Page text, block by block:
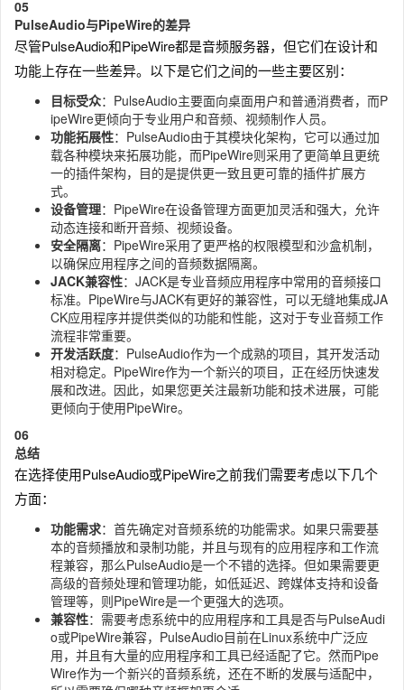
05
PulseAudio与PipeWire的差异
尽管PulseAudio和PipeWire都是音频服务器，但它们在设计和
功能上存在一些差异。以下是它们之间的一些主要区别：
目标受众：PulseAudio主要面向桌面用户和普通消费者，而P
ipeWire更倾向于专业用户和音频、视频制作人员。
功能拓展性：PulseAudio由于其模块化架构，它可以通过加
载各种模块来拓展功能，而PipeWire则采用了更简单且更统
一的插件架构，目的是提供更一致且更可靠的插件扩展方
式。
设备管理：PipeWire在设备管理方面更加灵活和强大，允许
动态连接和断开音频、视频设备。
安全隔离：PipeWire采用了更严格的权限模型和沙盒机制，
以确保应用程序之间的音频数据隔离。
JACK兼容性：JACK是专业音频应用程序中常用的音频接口
标准。PipeWire与JACK有更好的兼容性，可以无缝地集成JA
CK应用程序并提供类似的功能和性能，这对于专业音频工作
流程非常重要。
开发活跃度：PulseAudio作为一个成熟的项目，其开发活动
相对稳定。PipeWire作为一个新兴的项目，正在经历快速发
展和改进。因此，如果您更关注最新功能和技术进展，可能
更倾向于使用PipeWire。
06
总结
在选择使用PulseAudio或PipeWire之前我们需要考虑以下几个
方面：
功能需求：首先确定对音频系统的功能需求。如果只需要基
本的音频播放和录制功能，并且与现有的应用程序和工作流
程兼容，那么PulseAudio是一个不错的选择。但如果需要更
高级的音频处理和管理功能，如低延迟、跨媒体支持和设备
管理等，则PipeWire是一个更强大的选项。
兼容性：需要考虑系统中的应用程序和工具是否与PulseAudi
o或PipeWire兼容，PulseAudio目前在Linux系统中广泛应
用，并且有大量的应用程序和工具已经适配了它。然而Pipe
Wire作为一个新兴的音频系统，还在不断的发展与适配中，